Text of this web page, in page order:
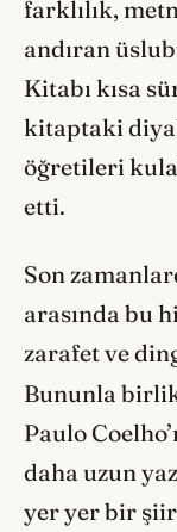
farklılık,
andıran
Kitabı kısa
kitaptaki
öğretileri
etti.
Son
arasında bu
zarafet ve
Bununla
Paulo
daha uzun
yer yer bir